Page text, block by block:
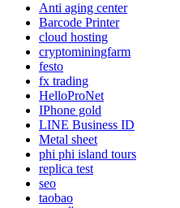
Anti aging center
Barcode Printer
cloud hosting
cryptominingfarm
festo
fx trading
HelloProNet
IPhone gold
LINE Business ID
Metal sheet
phi phi island tours
replica test
seo
taobao